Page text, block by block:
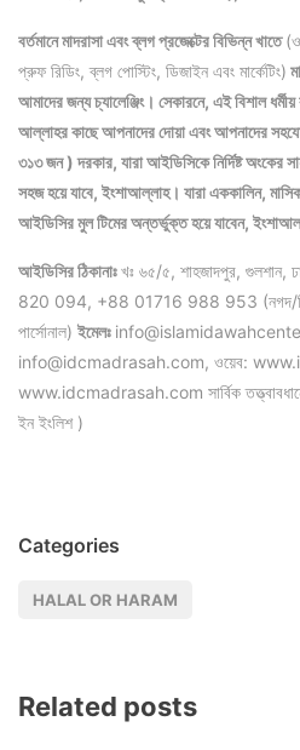
বর্তমানে মাদরাসা এবং ব্লগ প্রজেক্টের বিভিন্ন খাতে
প্রুফ রিডিং, ব্লগ পোস্টিং, ডিজাইন এবং মার্কেটিং)
আমাদের জন্য চ্যালেঞ্জিং। সেকারনে, এই বিশাল
আল্লাহর কাছে আপনাদের দোয়া এবং আপনাদের
৩১৩ জন ) দরকার, যারা আইডিসিকে নির্দিষ্ট অংকের
সহজ হয়ে যাবে, ইংশাআল্লাহ। যারা এককালিন,
আইডিসির মুল টিমের অন্তর্ভুক্ত হয়ে যাবেন,
আইডিসির ঠিকানাঃখঃ ৬৫/৫, শাহজাদপুর,
820 094, +88 01716 988 953 (নগদ/
পার্সোনাল) ইমেলঃ
info@idcmadrasah.com, ওয়েব:
www.idcmadrasah.com সার্বিক
ইন ইংলিশ )
Categories
HALAL OR HARAM
Related posts